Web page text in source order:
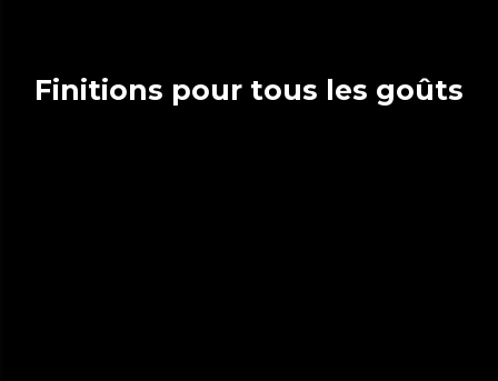
Finitions pour tous les goûts